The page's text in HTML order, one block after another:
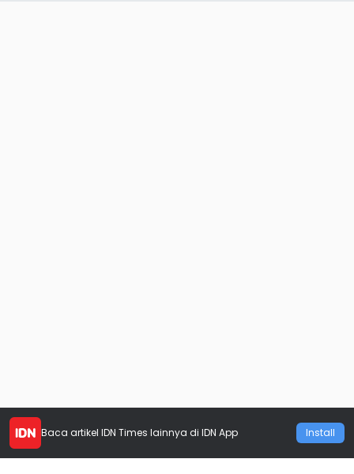
Baca artikel IDN Times lainnya di IDN App Install